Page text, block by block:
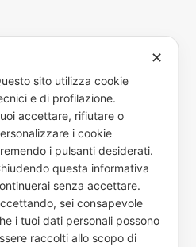
HotSpot “CollazzoneWifi”
✕
sito utilizza cookie
e di profilazione.
accettare, rifiutare o
i cookie
i pulsanti desiderati.
questa informativa
senza accettare.
sei consapevole
i tuoi dati personali possono
raccolti allo scopo di